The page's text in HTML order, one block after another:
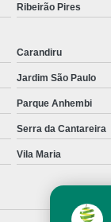
Ribeirão Pires
Carandiru
Jardim São Paulo
Parque Anhembi
Serra da Cantareira
Vila Maria